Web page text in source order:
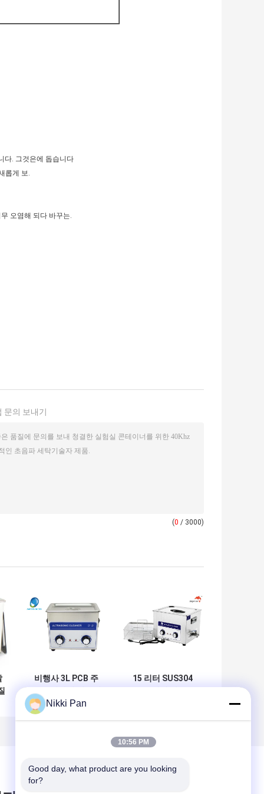
다. 그것은에 돕습니다
롭게 보.
오염해 되다 바꾸는.
문의 보내기
(0 / 3000)
비행사 3L PCB 주
지는 초음파 세탁기
술자/초음파 청소
15 리터 SUS304
Nikki Pan
10:56 PM
Good day, what product are you looking
for?